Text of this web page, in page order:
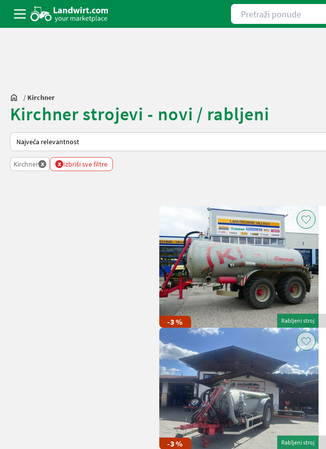
Pretraži ponude
/ Kirchner
Kirchner strojevi - novi / rabljeni
Tako se sortira na Landwirt.com
Kirchner x x Izbriši sve filtre
-3 % Rabljeni stroj
-3 % Rabljeni stroj